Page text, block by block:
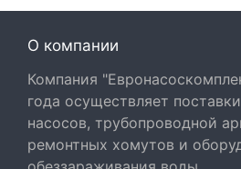
О компании
Компания
года осуществляет
насосов, трубопроводной
ремонтных хомутов и